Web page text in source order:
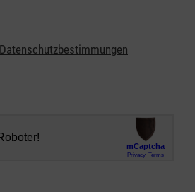
Datenschutzbestimmungen